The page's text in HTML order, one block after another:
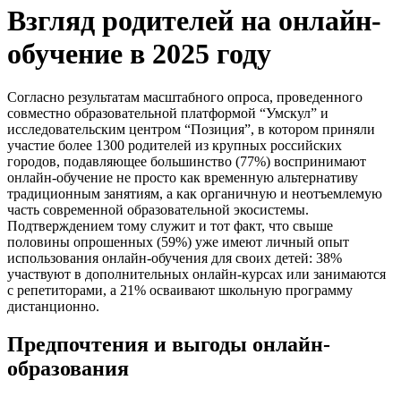
Взгляд родителей на онлайн-
обучение в 2025 году
Согласно результатам масштабного опроса, проведенного
совместно образовательной платформой “Умскул” и
исследовательским центром “Позиция”, в котором приняли
участие более 1300 родителей из крупных российских
городов, подавляющее большинство (77%) воспринимают
онлайн-обучение не просто как временную альтернативу
традиционным занятиям, а как органичную и неотъемлемую
часть современной образовательной экосистемы.
Подтверждением тому служит и тот факт, что свыше
половины опрошенных (59%) уже имеют личный опыт
использования онлайн-обучения для своих детей: 38%
участвуют в дополнительных онлайн-курсах или занимаются
с репетиторами, а 21% осваивают школьную программу
дистанционно.
Предпочтения и выгоды онлайн-
образования